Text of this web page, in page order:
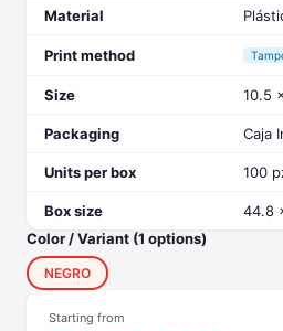
Material
Print method
Size 10.5
Packaging Caja
Units per box 100
Box size
44.8
Color / Variant (1 options)
NEGRO
Starting from